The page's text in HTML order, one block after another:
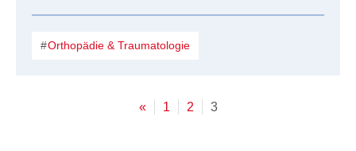
Orthopädie & Traumatologie
« 1 2 3